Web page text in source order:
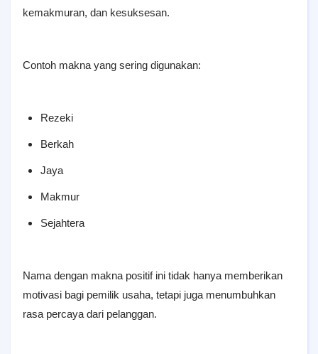
kemakmuran, dan kesuksesan.
Contoh makna yang sering digunakan:
Rezeki
Berkah
Jaya
Makmur
Sejahtera
Nama dengan makna positif ini tidak hanya memberikan
motivasi bagi pemilik usaha, tetapi juga menumbuhkan
rasa percaya dari pelanggan.